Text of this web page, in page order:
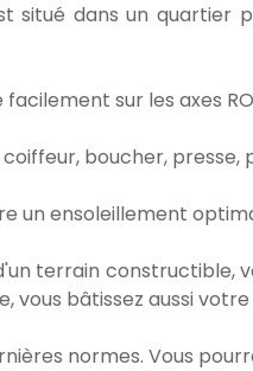
situé dans un quartier
sur les axes
boucher,
un ensoleillement
terrain constructible,
vous bâtissez aussi
normes. Vous